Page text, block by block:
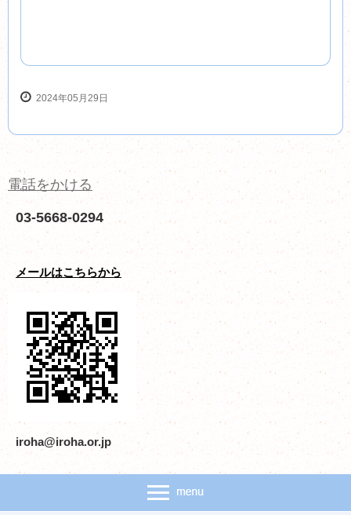
2024年05月29日
電話をかける
03-5668-0294
メールはこちらから
iroha@iroha.or.jp